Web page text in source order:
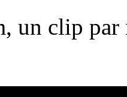
un clip par